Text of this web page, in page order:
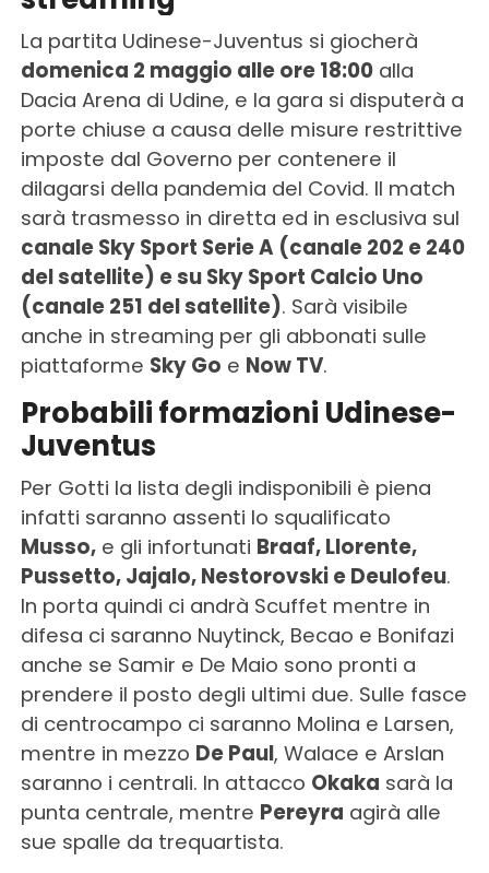
La partita Udinese-Juventus si giocherà
domenica 2 maggio alle ore 18:00alla
Dacia Arena di Udine, e la gara si disputerà a
porte chiuse a causa delle misure restrittive
imposte dal Governo per contenere il
dilagarsi della pandemia del Covid. Il match
sarà trasmesso in diretta ed in esclusiva sul
canale Sky Sport Serie A (canale 202 e 240
del satellite) e su Sky Sport Calcio Uno
(canale 251 del satellite). Sarà visibile
anche in streaming per gli abbonati sulle
piattaforme Sky Go e Now TV.
Probabili formazioni Udinese-
Juventus
Per Gotti la lista degli indisponibili è piena
infatti saranno assenti lo squalificato
Musso,e gli infortunati Braaf, Llorente,
Pussetto, Jajalo, Nestorovski e Deulofeu.
In porta quindi ci andrà Scuffet mentre in
difesa ci saranno Nuytinck, Becao e Bonifazi
anche se Samir e De Maio sono pronti a
prendere il posto degli ultimi due. Sulle fasce
di centrocampo ci saranno Molina e Larsen,
mentre in mezzo De Paul, Walace e Arslan
saranno i centrali. In attacco Okaka sarà la
punta centrale, mentre Pereyra agirà alle
sue spalle da trequartista.